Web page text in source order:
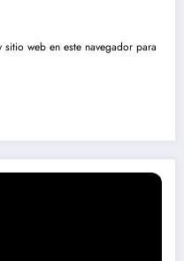
web en este navegador para